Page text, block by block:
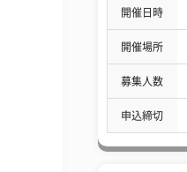
開催日時
開催場所
募集人数
申込締切